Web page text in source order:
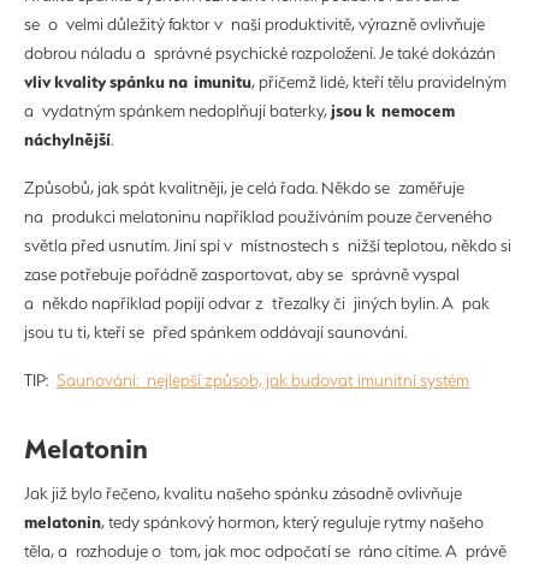
se o velmi důležitý faktor v naší produktivitě, výrazně ovlivňuje
dobrou náladu a správné psychické rozpoložení. Je také dokázán
vliv kvality spánku na imunitu, přičemž lidé, kteří tělu pravidelným
a vydatným spánkem nedoplňují baterky, jsou k nemocem
náchylnější.
Způsobů, jak spát kvalitněji, je celá řada. Někdo se zaměřuje
na produkci melatoninu například používáním pouze červeného
světla před usnutím. Jiní spí v místnostech s nižší teplotou, někdo si
zase potřebuje pořádně zasportovat, aby se správně vyspal
a někdo například popíjí odvar z třezalky či jiných bylin. A pak
jsou tu ti, kteří se před spánkem oddávají saunování.
TIP: Saunování: nejlepší způsob, jak budovat imunitní systém
Melatonin
Jak již bylo řečeno, kvalitu našeho spánku zásadně ovlivňuje
melatonin, tedy spánkový hormon, který reguluje rytmy našeho
těla, a rozhoduje o tom, jak moc odpočatí se ráno cítíme. A právě